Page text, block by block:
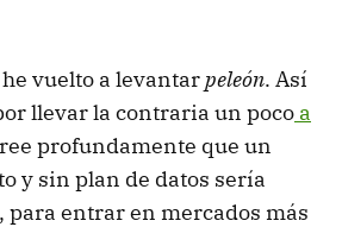
vuelto a levantarpeleón. Así
llevar la contraria un poco a
profundamente que un
y sin plan de datos sería
para entrar en mercados más